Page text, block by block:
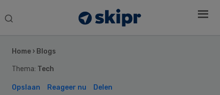
Search
Home › Blogs
Thema: Tech
Opslaan Reageer nu Delen
Sidebar